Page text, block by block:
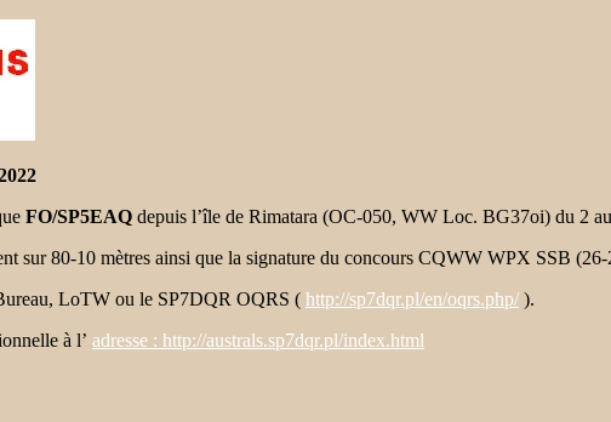
FO/SP5EAQ depuis l’île de Rimatara (OC-050, WW Loc. BG37oi) du 2
sur 80-10 mètres ainsi que la signature du concours CQWW WPX SSB
LoTW ou le SP7DQR OQRS ( http://sp7dqr.pl/en/oqrs.php/ ).
à l’ adresse : http://australs.sp7dqr.pl/index.html